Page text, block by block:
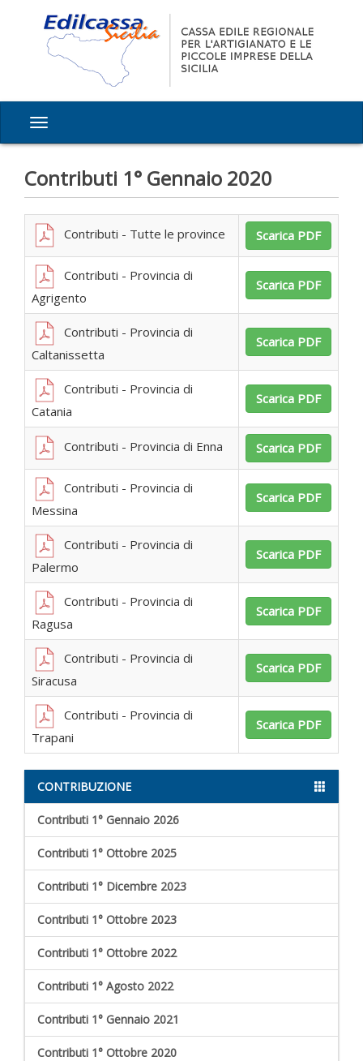
Contributi 1° Gennaio 2020
Contributi - Tutte le province Scarica PDF
Contributi - Provincia di
Agrigento
Scarica PDF
Contributi - Provincia di
Caltanissetta
Scarica PDF
Contributi - Provincia di
Catania
Scarica PDF
Contributi - Provincia di Enna Scarica PDF
Contributi - Provincia di
Messina
Scarica PDF
Contributi - Provincia di
Palermo
Scarica PDF
Contributi - Provincia di
Ragusa
Scarica PDF
Contributi - Provincia di
Siracusa
Scarica PDF
Contributi - Provincia di
Trapani
Scarica PDF
CONTRIBUZIONE
Contributi 1° Gennaio 2026
Contributi 1° Ottobre 2025
Contributi 1° Dicembre 2023
Contributi 1° Ottobre 2023
Contributi 1° Ottobre 2022
Contributi 1° Agosto 2022
Contributi 1° Gennaio 2021
Contributi 1° Ottobre 2020